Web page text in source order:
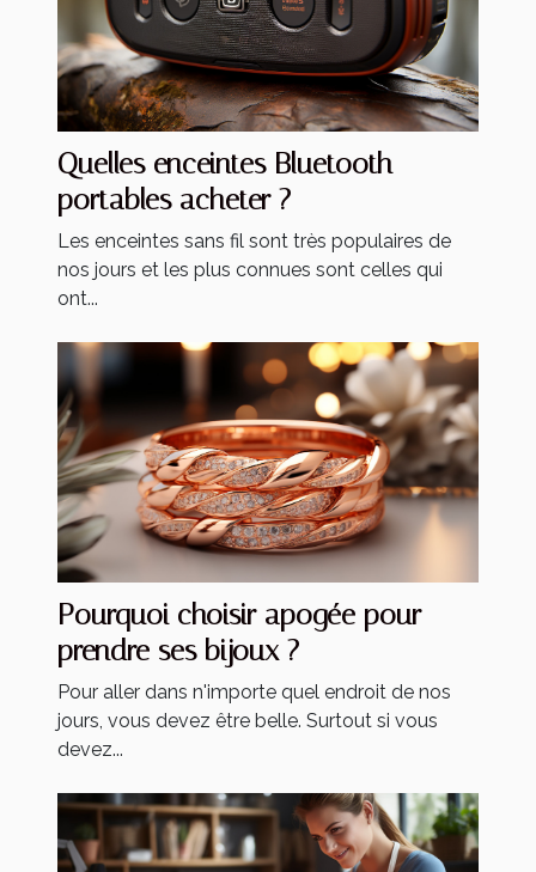
Quelles enceintes Bluetooth
portables acheter ?
Les enceintes sans fil sont très populaires de
nos jours et les plus connues sont celles qui
ont...
Pourquoi choisir apogée pour
prendre ses bijoux ?
Pour aller dans n'importe quel endroit de nos
jours, vous devez être belle. Surtout si vous
devez...